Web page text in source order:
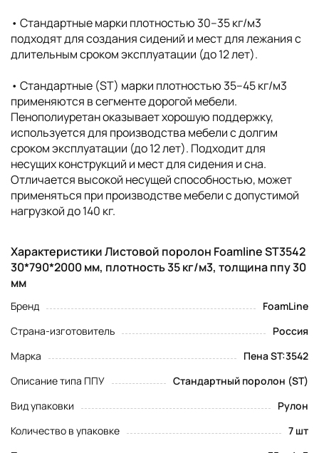
• Стандартные марки плотностью 30–35 кг/м3
подходят для создания сидений и мест для лежания с
длительным сроком эксплуатации (до 12 лет).
• Стандартные (ST) марки плотностью 35–45 кг/м3
применяются в сегменте дорогой мебели.
Пенополиуретан оказывает хорошую поддержку,
используется для производства мебели с долгим
сроком эксплуатации (до 12 лет). Подходит для
несущих конструкций и мест для сидения и сна.
Отличается высокой несущей способностью, может
применяться при производстве мебели с допустимой
нагрузкой до 140 кг.
Характеристики Листовой поролон Foamline ST3542
30*790*2000 мм, плотность 35 кг/м3, толщина ппу 30
мм
Бренд
FoamLine
Страна-изготовитель
Россия
Марка
Пена ST:3542
Описание типа ППУ
Стандартный поролон (ST)
Вид упаковки
Рулон
Количество в упаковке
7 шт